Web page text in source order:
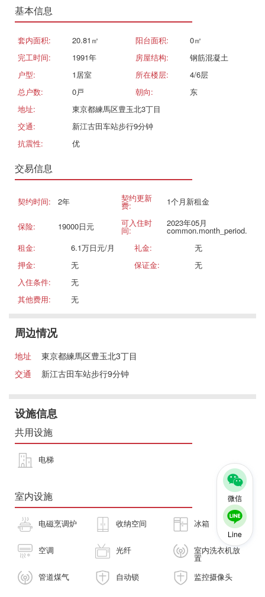
微信
Line
基本信息
套内面积: 20.81㎡ 阳台面积:
0㎡
完工时间:
1991年 房屋结构:
钢筋混凝土
户型:
1居室 所在楼层:
4/6层
总户数:
0戸 朝向:
东
地址:
東京都練馬区豊玉北3丁目
交通:
新江古田车站步行9分钟
抗震性:
优
交易信息
契约时间: 2年 契约更新
费: 1个月新租金
保险: 19000日元 可入住时
间:
2023年05月
common.month_period.
租金:
6.1万日元/月 礼金:
无
押金:
无 保证金:
无
入住条件:
无
其他费用:
无
周边情况
地址
東京都練馬区豊玉北3丁目
交通
新江古田车站步行9分钟
设施信息
共用设施
电梯
室内设施
电磁烹调炉 收纳空间 冰箱
空调 光纤 室内洗衣机放
置
管道煤气
自动锁 监控摄像头